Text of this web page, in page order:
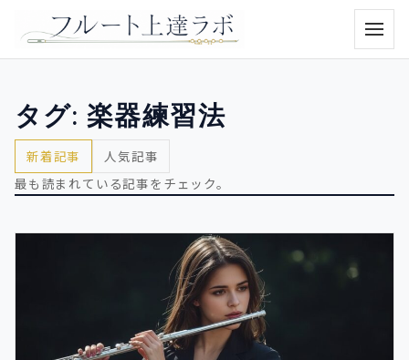
メニ
タグ: 楽器練習法
新着記事
人気記事
最も読まれている記事をチェック。